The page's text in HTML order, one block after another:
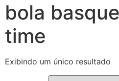
bola
time
Exibindo um único resultado